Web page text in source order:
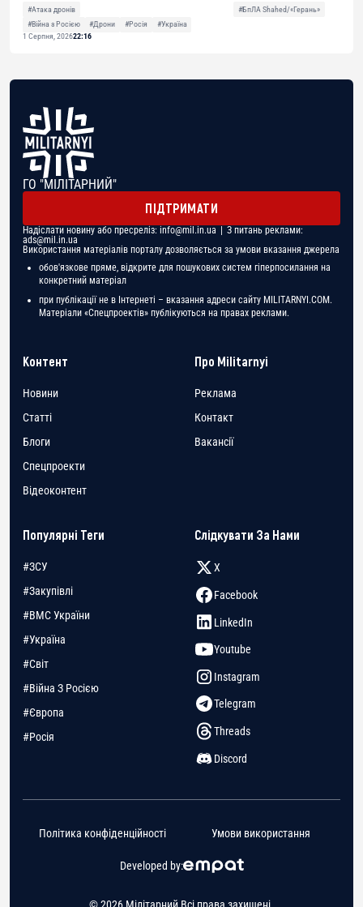
#Атака дронів
#БпЛА Shahed/«Герань»
#Війна з Росією
#Дрони #Росія
#Україна
1 Серпня, 202622:16
ГО "МІЛІТАРНИЙ"
ПІДТРИМАТИ
Надіслати новину або пресреліз: info@mil.in.ua | З питань реклами:
ads@mil.in.ua
Використання матеріалів порталу дозволяється за умови вказання джерела
обов'язкове пряме, відкрите для пошукових систем гіперпосилання на
конкретний матеріал
при публікації не в Інтернеті – вказання адреси сайту MILITARNYI.COM.
Матеріали «Спецпроектів» публікуються на правах реклами.
Контент
Новини
Статті
Блоги
Спецпроекти
Відеоконтент
Про Militarnyi
Реклама
Контакт
Вакансії
Популярні Теги
#ЗСУ
#Закупівлі
#ВМС України
#Україна
#Світ
#Війна З Росією
#Європа
#Росія
Слідкувати За Нами
X
Facebook
LinkedIn
Youtube
Instagram
Telegram
Threads
Discord
Developed by:
Політика конфіденційності Умови використання